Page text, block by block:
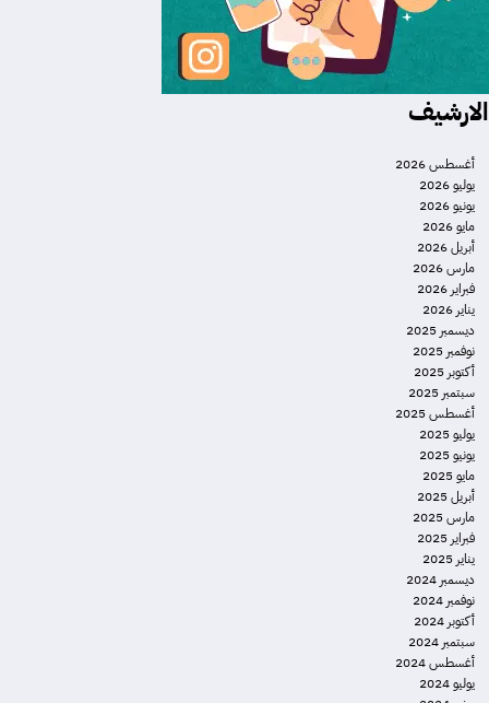
الارشيف
أغسطس 2026
يوليو 2026
يونيو 2026
مايو 2026
أبريل 2026
مارس 2026
فبراير 2026
يناير 2026
ديسمبر 2025
نوفمبر 2025
أكتوبر 2025
سبتمبر 2025
أغسطس 2025
يوليو 2025
يونيو 2025
مايو 2025
أبريل 2025
مارس 2025
فبراير 2025
يناير 2025
ديسمبر 2024
نوفمبر 2024
أكتوبر 2024
سبتمبر 2024
أغسطس 2024
يوليو 2024